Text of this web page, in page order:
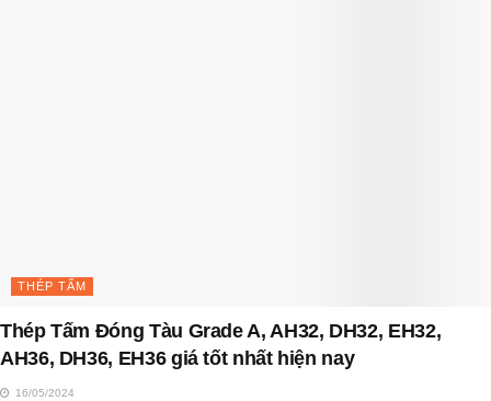
THÉP TẤM
Thép Tấm Đóng Tàu Grade A, AH32, DH32, EH32,
AH36, DH36, EH36 giá tốt nhất hiện nay
16/05/2024